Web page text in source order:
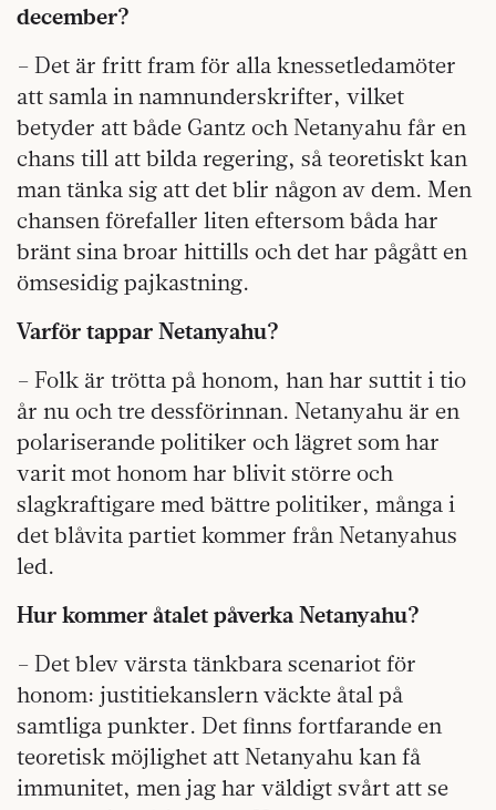
december?
– Det är fritt fram för alla knessetledamöter
att samla in namnunderskrifter, vilket
betyder att både Gantz och Netanyahu får en
chans till att bilda regering, så teoretiskt kan
man tänka sig att det blir någon av dem. Men
chansen förefaller liten eftersom båda har
bränt sina broar hittills och det har pågått en
ömsesidig pajkastning.
Varför tappar Netanyahu?
– Folk är trötta på honom, han har suttit i tio
år nu och tre dessförinnan. Netanyahu är en
polariserande politiker och lägret som har
varit mot honom har blivit större och
slagkraftigare med bättre politiker, många i
det blåvita partiet kommer från Netanyahus
led.
Hur kommer åtalet påverka Netanyahu?
– Det blev värsta tänkbara scenariot för
honom: justitiekanslern väckte åtal på
samtliga punkter. Det finns fortfarande en
teoretisk möjlighet att Netanyahu kan få
immunitet, men jag har väldigt svårt att se